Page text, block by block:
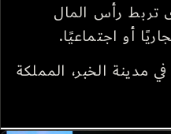
تربط رأس المال
أو اجتماعيًا.
مدينة الخبر، المملكة